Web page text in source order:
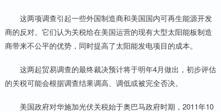
这两项调查引起一些外国制造商和美国国内可再生能源开发
商的反对。它们认为关税给在美国运营的现有大型太阳能板制造
商带来不公平的优势，同时提高了太阳能发电项目的成本。
这两起贸易调查的最终裁决预计将于明年4月做出，初步评估
的关税可能会根据调查结果调高、调低或被完全否决。
美国政府对华施加光伏关税始于奥巴马政府时期，2011年10